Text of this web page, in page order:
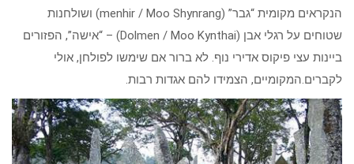
הנקראים מקומית “גבר” (menhir / Moo Shynrang) ושולחנות
שטוחים על רגלי אבן (Dolmen / Moo Kynthai) – “אישה”, הפזורים
ביינות עצי פיקוס אדירי נוף. לא ברור אם שימשו לפולחן, אולי
לקברים.המקומיים, הצמידו להם אגדות רבות.